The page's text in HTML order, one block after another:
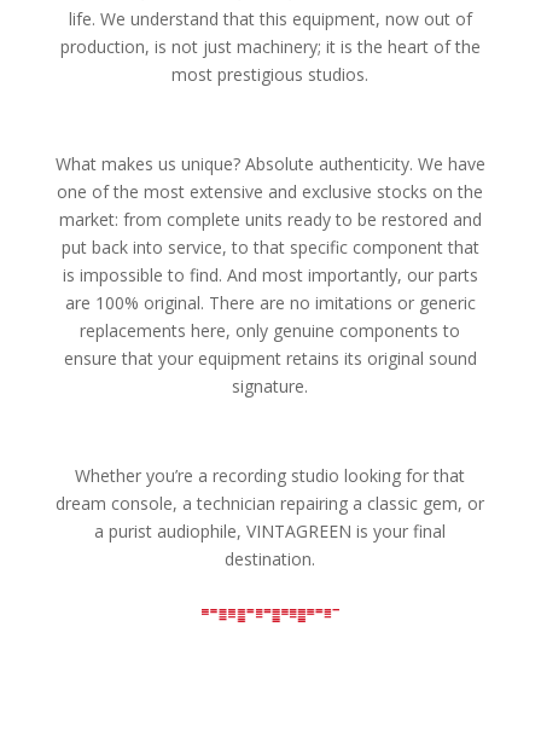
life. We understand that this equipment, now out of
production, is not just machinery; it is the heart of the
most prestigious studios.
What makes us unique? Absolute authenticity. We have
one of the most extensive and exclusive stocks on the
market: from complete units ready to be restored and
put back into service, to that specific component that
is impossible to find. And most importantly, our parts
are 100% original. There are no imitations or generic
replacements here, only genuine components to
ensure that your equipment retains its original sound
signature.
Whether you’re a recording studio looking for that
dream console, a technician repairing a classic gem, or
a purist audiophile, VINTAGREEN is your final
destination.